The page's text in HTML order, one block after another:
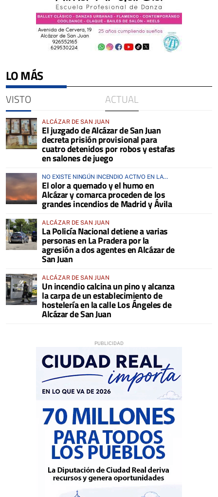
LO MÁS
VISTO ACTUAL
ALCÁZAR DE SAN JUAN
El juzgado de Alcázar de San Juan
decreta prisión provisional para
cuatro detenidos por robos y estafas
en salones de juego
NO EXISTE NINGÚN INCENDIO ACTIVO EN LA
COMARCA
El olor a quemado y el humo en
Alcázar y comarca proceden de los
grandes incendios de Madrid y Ávila
ALCÁZAR DE SAN JUAN
La Policía Nacional detiene a varias
personas en La Pradera por la
agresión a dos agentes en Alcázar de
San Juan
ALCÁZAR DE SAN JUAN
Un incendio calcina un pino y alcanza
la carpa de un establecimiento de
hostelería en la calle Los Ángeles de
Alcázar de San Juan